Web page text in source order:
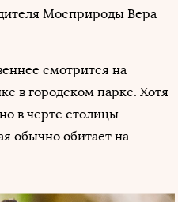
Мосприроды Вера
смотрится на
в городском парке. Хотя
в черте столицы
обычно обитает на